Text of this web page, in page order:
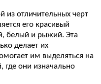
из отличительных черт
его красивый
белый и рыжий. Эта
делает их
им выделяться на
где они изначально